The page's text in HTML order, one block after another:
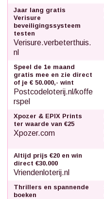
Jaar lang gratis
Verisure
beveiligingssysteem
testen
Verisure.verbeterthuis.
nl
Speel de 1e maand
gratis mee en zie direct
of je € 50.000,- wint
Postcodeloterij.nl/koffe
rspel
Xpozer & EPIX Prints
ter waarde van €25
Xpozer.com
Altijd prijs €20 en win
direct €30.000
Vriendenloterij.nl
Thrillers en spannende
boeken